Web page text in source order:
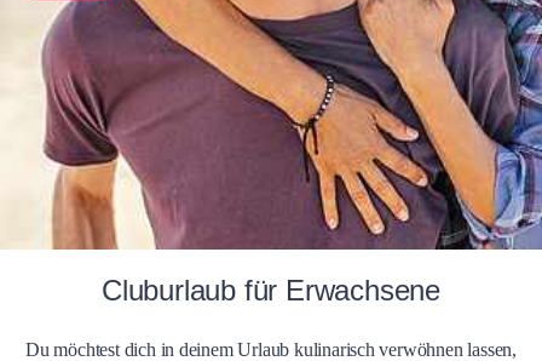
Cluburlaub für Erwachsene
Du möchtest dich in deinem Urlaub kulinarisch verwöhnen lassen,